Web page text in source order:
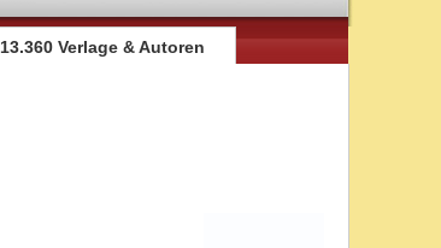
13.360 Verlage & Autoren